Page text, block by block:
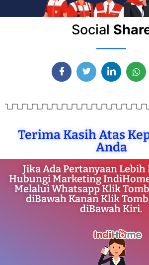
Social
Terima Kasih Atas
Anda
Jika Ada Pertanyaan
Hubungi Marketing
Melalui Whatsapp Klik
diBawah Kanan Klik
diBawah Kiri.